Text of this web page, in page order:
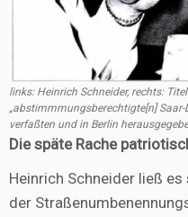
links: Heinrich Schneider, rechts:
„abstimmmungsberechtigte[n]
verfaßten und in Berlin
Die späte Rache
Heinrich Schneider ließ
der